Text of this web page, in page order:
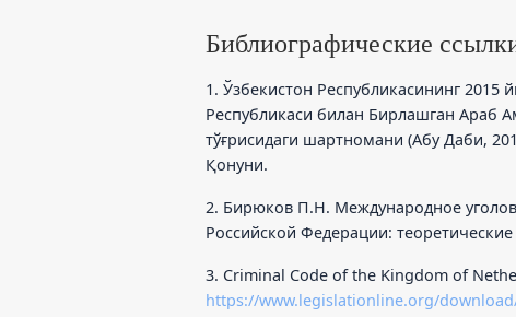
Библиографические
1. Ўзбекистон Республикасининг 2015
Республикаси билан Бирлашган Араб
тўғрисидаги шартномани (Абу Даби,
Қонуни.
2. Бирюков П.Н. Международное
Российской Федерации:
3. Criminal Code of the Kingdom of
https://www.legislationline.org/